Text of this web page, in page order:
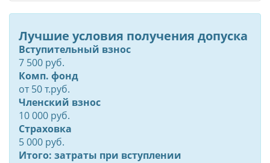
Лучшие условия получения допуска
Вступительный взнос
7 500 руб.
Комп. фонд
от50т.руб.
Членский взнос
10 000 руб.
Страховка
5 000 руб.
Итого: затраты при вступлении